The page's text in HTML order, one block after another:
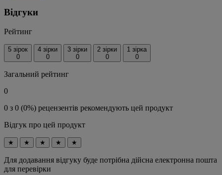
Відгуки
Рейтинг
5 зірок
0
4 зірки
0
3 зірки
0
2 зірки
0
1 зірка
0
Загальний рейтинг
0
0 з 0 (0%) рецензентів рекомендують цей продукт
Відгук про цей продукт
★ ★ ★ ★ ★
Для додавання відгуку буде потрібна дійсна електронна пошта
для перевірки